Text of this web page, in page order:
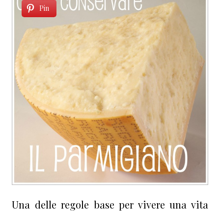
Pin
Una delle regole base per vivere una vita